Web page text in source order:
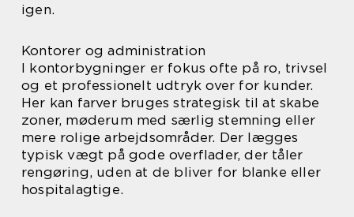
igen.
Kontorer og administration
I kontorbygninger er fokus ofte på ro, trivsel
og et professionelt udtryk over for kunder.
Her kan farver bruges strategisk til at skabe
zoner, møderum med særlig stemning eller
mere rolige arbejdsområder. Der lægges
typisk vægt på gode overflader, der tåler
rengøring, uden at de bliver for blanke eller
hospitalagtige.